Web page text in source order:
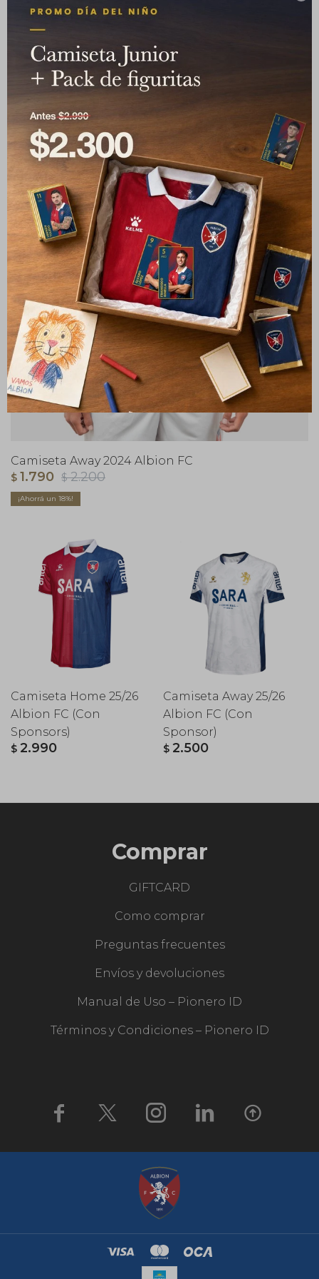
25/26 + Pack de figuritas
Albion FC
1.990 $ 2.100
5
Albion FC
2.890
Camiseta Away 2024 Albion FC
$ 1.790 $ 2.200
18
Camiseta Home 25/26
Albion FC (Con
Sponsors)
$ 2.990
Camiseta Away 25/26
Albion FC (Con
Sponsor)
$ 2.500
Comprar
GIFTCARD
Como comprar
Preguntas frecuentes
Envíos y devoluciones
Manual de Uso – Pionero ID
Términos y Condiciones – Pionero ID
    